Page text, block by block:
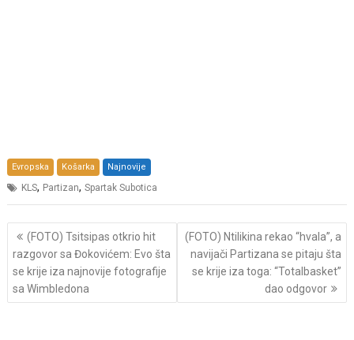
Evropska Košarka Najnovije
KLS, Partizan,Spartak Subotica
Post
navigation
(FOTO) Tsitsipas otkrio hit
razgovor sa Đokovićem: Evo šta
se krije iza najnovije fotografije
sa Wimbledona
(FOTO) Ntilikina rekao “hvala”, a
navijači Partizana se pitaju šta
se krije iza toga: “Totalbasket”
dao odgovor